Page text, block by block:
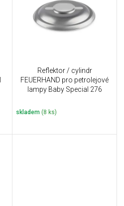
Reflektor / cylindr
FEUERHAND pro petrolejové
lampy Baby Special 276
skladem (8 ks)